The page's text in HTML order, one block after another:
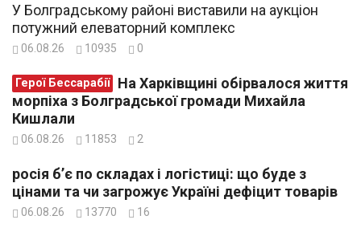
У Болградському районі виставили на аукціон
потужний елеваторний комплекс
06.08.26 10935 0
Герої Бессарабії
морпіха з Болградської громади Михайла
Кишлали
06.08.26 11853 2
росія б’є по складах і логістиці: що буде з
цінами та чи загрожує Україні дефіцит товарів
06.08.26 13770 16